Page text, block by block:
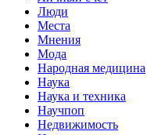
Люди
Места
Мнения
Мода
Народная медицина
Наука
Наука и техника
Научпоп
Недвижимость